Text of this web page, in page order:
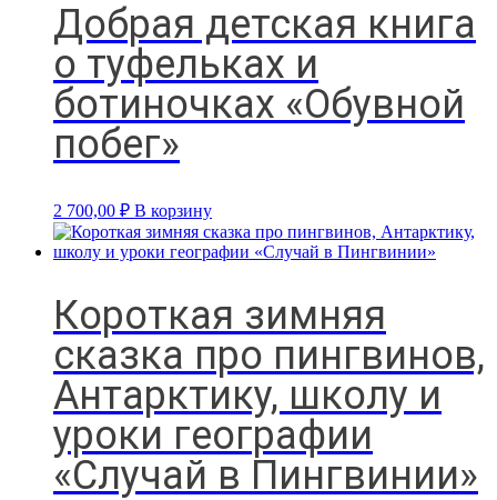
Добрая детская книга
о туфельках и
ботиночках «Обувной
побег»
2 700,00 ₽ В корзину
Короткая зимняя
сказка про пингвинов,
Антарктику, школу и
уроки географии
«Случай в Пингвинии»